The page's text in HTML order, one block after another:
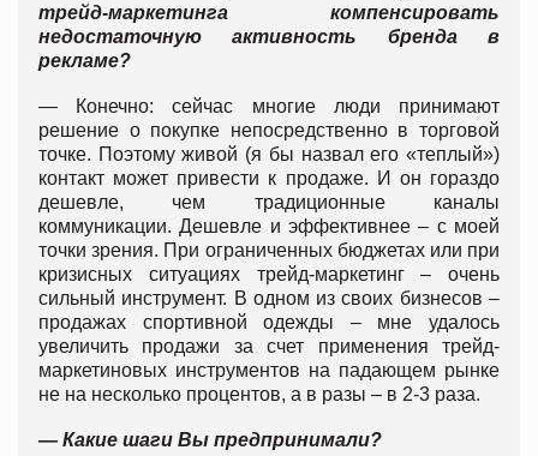
трейд-маркетинга компенсировать
недостаточную активность бренда в
рекламе?
— Конечно: сейчас многие люди принимают
решение о покупке непосредственно в торговой
точке. Поэтому живой (я бы назвал его «теплый»)
контакт может привести к продаже. И он гораздо
дешевле, чем традиционные каналы
коммуникации. Дешевле и эффективнее – с моей
точки зрения. При ограниченных бюджетах или при
кризисных ситуациях трейд-маркетинг – очень
сильный инструмент. В одном из своих бизнесов –
продажах спортивной одежды – мне удалось
увеличить продажи за счет применения трейд-
маркетиновых инструментов на падающем рынке
не на несколько процентов, а в разы – в 2-3 раза.
— Какие шаги Вы предпринимали?